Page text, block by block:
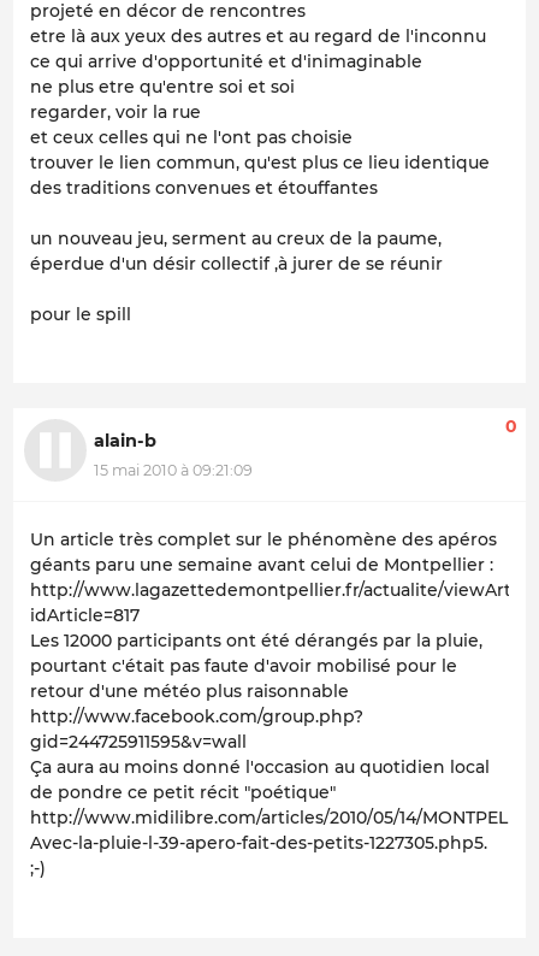
projeté en décor de rencontres
etre là aux yeux des autres et au regard de l'inconnu
ce qui arrive d'opportunité et d'inimaginable
ne plus etre qu'entre soi et soi
regarder, voir la rue
et ceux celles qui ne l'ont pas choisie
trouver le lien commun, qu'est plus ce lieu identique
des traditions convenues et étouffantes
un nouveau jeu, serment au creux de la paume,
éperdue d'un désir collectif ,à jurer de se réunir
pour le spill
alain-b
15 mai 2010 à 09:21:09
0
Un article très complet sur le phénomène des apéros
géants paru une semaine avant celui de Montpellier :
http://www.lagazettedemontpellier.fr/actualite/
idArticle=817
Les 12000 participants ont été dérangés par la pluie,
pourtant c'était pas faute d'avoir mobilisé pour le
retour d'une météo plus raisonnable
http://www.facebook.com/group.php?
gid=244725911595&v=wall
Ça aura au moins donné l'occasion au quotidien local
de pondre ce petit récit "poétique"
http://www.midilibre.com/articles/2010/05/14/
Avec-la-pluie-l-39-apero-fait-des-petits-1227305.php5.
;-)